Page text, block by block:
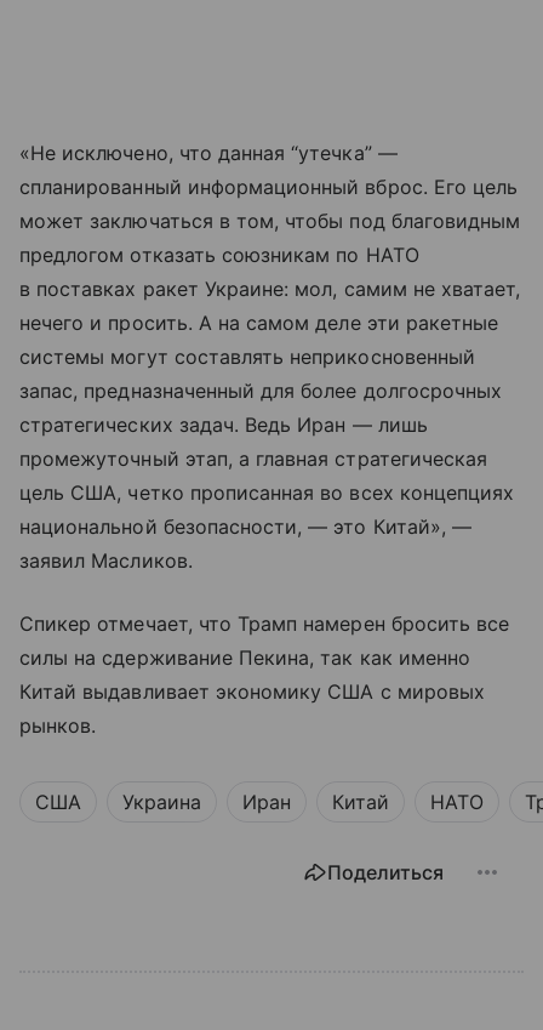
«Не исключено, что данная “утечка” —
спланированный информационный вброс. Его цель
может заключаться в том, чтобы под благовидным
предлогом отказать союзникам по НАТО
в поставках ракет Украине: мол, самим не хватает,
нечего и просить. А на самом деле эти ракетные
системы могут составлять неприкосновенный
запас, предназначенный для более долгосрочных
стратегических задач. Ведь Иран — лишь
промежуточный этап, а главная стратегическая
цель США, четко прописанная во всех концепциях
национальной безопасности, — это Китай», —
заявил Масликов.
Спикер отмечает, что Трамп намерен бросить все
силы на сдерживание Пекина, так как именно
Китай выдавливает экономику США с мировых
рынков.
США Украина Иран Китай НАТО
Поделиться